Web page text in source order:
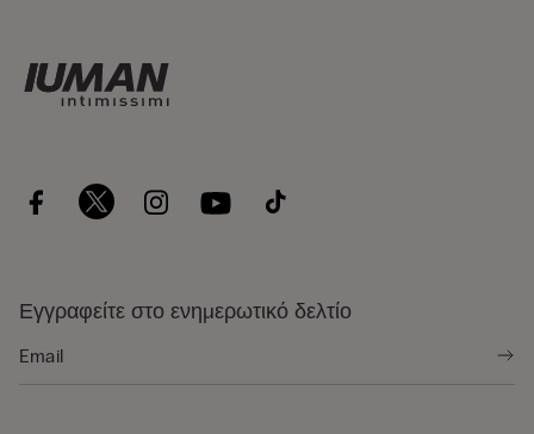
Εγγραφείτε στο ενημερωτικό δελτίο